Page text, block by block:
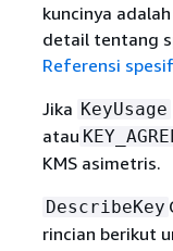
kuncinya
detail tentang
Referensi
Jika KeyUsage
atau
KMS asimetris.
DescribeKey
rincian berikut